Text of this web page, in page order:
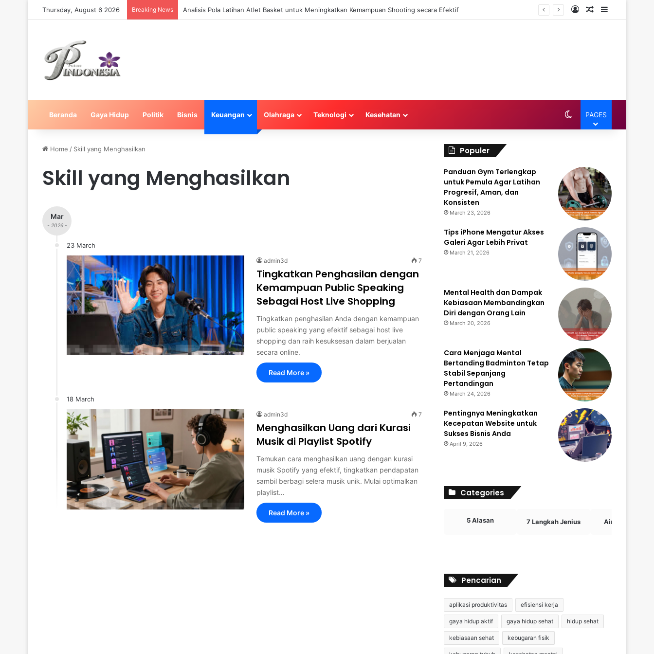
Thursday, August 6 2026 Breaking News Analisis Pola Latihan Atlet Basket untuk Meningkatkan Kemampuan Shooting secara Efektif Log InRandom Article
Sidebar
Beranda Gaya Hidup Politik Bisnis Keuangan Olahraga Teknologi Kesehatan Switch skin
PAGES
Home / Skill yang Menghasilkan
Skill yang Menghasilkan
Mar
- 2026 -
23 March
admin3d 7
Tingkatkan Penghasilan dengan
Kemampuan Public Speaking
Sebagai Host Live Shopping
Tingkatkan penghasilan Anda dengan kemampuan
public speaking yang efektif sebagai host live
shopping dan raih kesuksesan dalam berjualan
secara online.
Read More »
18 March
admin3d 7
Menghasilkan Uang dari Kurasi
Musik di Playlist Spotify
Temukan cara menghasilkan uang dengan kurasi
musik Spotify yang efektif, tingkatkan pendapatan
sambil berbagi selera musik unik. Mulai optimalkan
playlist…
Read More »
Populer
Panduan Gym Terlengkap
untuk Pemula Agar Latihan
Progresif, Aman, dan
Konsisten
March 23, 2026
Tips iPhone Mengatur Akses
Galeri Agar Lebih Privat
March 21, 2026
Mental Health dan Dampak
Kebiasaan Membandingkan
Diri dengan Orang Lain
March 20, 2026
Cara Menjaga Mental
Bertanding Badminton Tetap
Stabil Sepanjang
Pertandingan
March 24, 2026
Pentingnya Meningkatkan
Kecepatan Website untuk
Sukses Bisnis Anda
April 9, 2026
Categories
5 Alasan 7 Langkah Jenius Airdrop Crypto
Pencarian
aplikasi produktivitas efisiensi kerja
gaya hidup aktif gaya hidup sehat hidup sehat
kebiasaan sehat kebugaran fisik